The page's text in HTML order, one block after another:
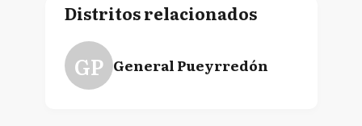
Distritos relacionados
GP General Pueyrredón